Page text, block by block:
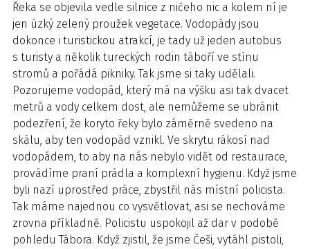
Řeka se objevila vedle silnice z ničeho nic a kolem ní je
jen úzký zelený proužek vegetace. Vodopády jsou
dokonce i turistickou atrakcí, je tady už jeden autobus
s turisty a několik tureckých rodin táboří ve stínu
stromů a pořádá pikniky. Tak jsme si taky udělali.
Pozorujeme vodopád, který má na výšku asi tak dvacet
metrů a vody celkem dost, ale nemůžeme se ubránit
podezření, že koryto řeky bylo záměrně svedeno na
skálu, aby ten vodopád vznikl. Ve skrytu rákosí nad
vodopádem, to aby na nás nebylo vidět od restaurace,
provádíme praní prádla a komplexní hygienu. Když jsme
byli nazí uprostřed práce, zbystřil nás místní policista.
Tak máme najednou co vysvětlovat, asi se nechováme
zrovna příkladně. Policistu uspokojil až dar v podobě
pohledu Tábora. Když zjistil, že jsme Češi, vytáhl pistoli,